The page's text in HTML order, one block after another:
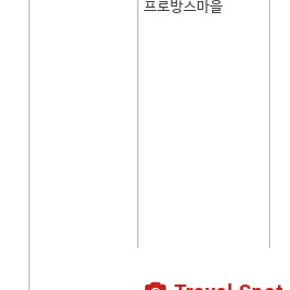
프로방스마을